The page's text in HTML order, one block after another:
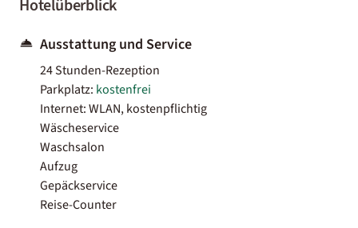
Hotelüberblick
Ausstattung und Service
24 Stunden-Rezeption
Parkplatz: kostenfrei
Internet: WLAN, kostenpflichtig
Wäscheservice
Waschsalon
Aufzug
Gepäckservice
Reise-Counter